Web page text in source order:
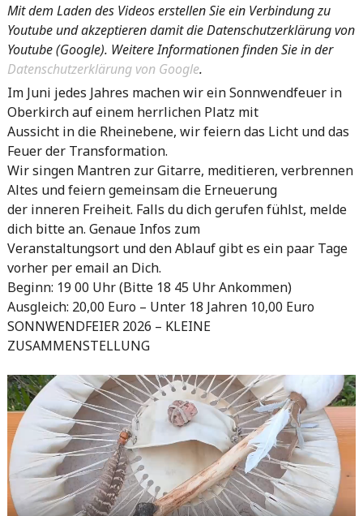
Mit dem Laden des Videos erstellen Sie ein Verbindung zu
Youtube und akzeptieren damit die Datenschutzerklärung von
Youtube (Google). Weitere Informationen finden Sie in der
Datenschutzerklärung von Google.
Im Juni jedes Jahres machen wir ein Sonnwendfeuer in
Oberkirch auf einem herrlichen Platz mit
Aussicht in die Rheinebene, wir feiern das Licht und das
Feuer der Transformation.
Wir singen Mantren zur Gitarre, meditieren, verbrennen
Altes und feiern gemeinsam die Erneuerung
der inneren Freiheit. Falls du dich gerufen fühlst, melde
dich bitte an. Genaue Infos zum
Veranstaltungsort und den Ablauf gibt es ein paar Tage
vorher per email an Dich.
Beginn: 19 00 Uhr (Bitte 18 45 Uhr Ankommen)
Ausgleich: 20,00 Euro – Unter 18 Jahren 10,00 Euro
SONNWENDFEIER 2026 – KLEINE
ZUSAMMENSTELLUNG